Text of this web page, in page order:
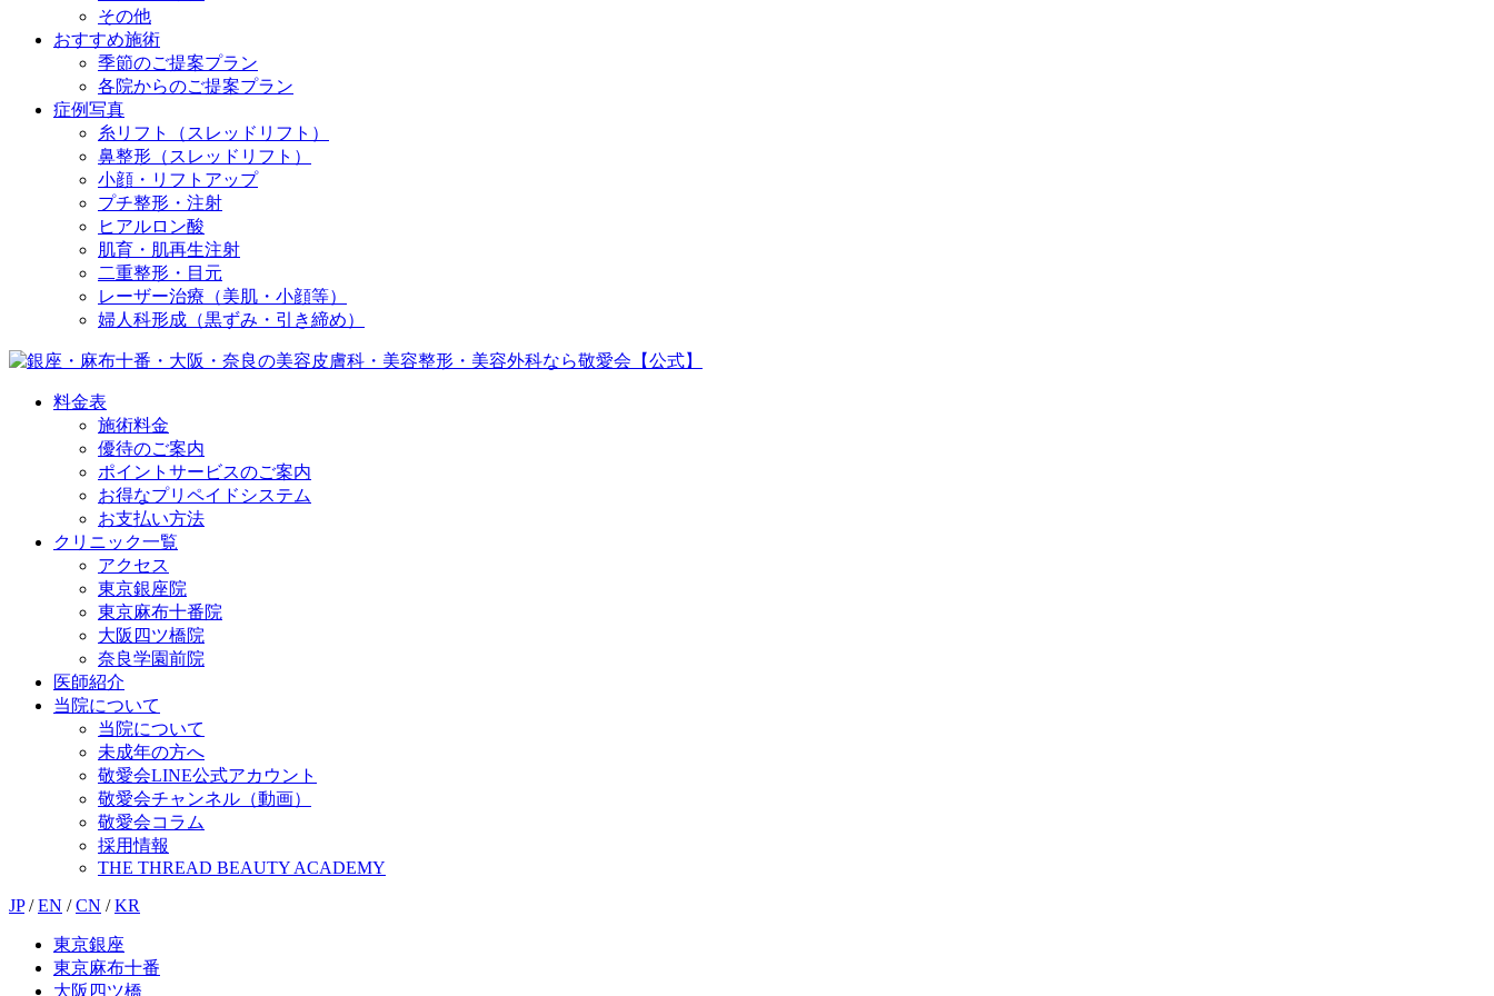
その他
おすすめ施術
季節のご提案プラン
各院からのご提案プラン
症例写真
糸リフト（スレッドリフト）
鼻整形（スレッドリフト）
小顔・リフトアップ
プチ整形・注射
ヒアルロン酸
肌育・肌再生注射
二重整形・目元
レーザー治療（美肌・小顔等）
婦人科形成（黒ずみ・引き締め）
料金表
施術料金
優待のご案内
ポイントサービスのご案内
お得なプリペイドシステム
お支払い方法
クリニック一覧
アクセス
東京銀座院
東京麻布十番院
大阪四ツ橋院
奈良学園前院
医師紹介
当院について
当院について
未成年の方へ
敬愛会LINE公式アカウント
敬愛会チャンネル（動画）
敬愛会コラム
採用情報
THE THREAD BEAUTY ACADEMY
JP / EN / CN / KR
東京銀座
東京麻布十番
大阪四ツ橋